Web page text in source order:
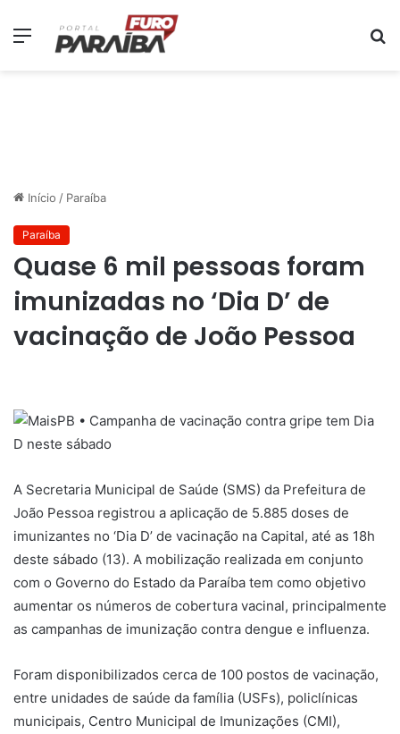
Menu
Início / Paraíba
Paraíba
Quase 6 mil pessoas foram
imunizadas no ‘Dia D’ de
vacinação de João Pessoa
A Secretaria Municipal de Saúde (SMS) da Prefeitura de
João Pessoa registrou a aplicação de 5.885 doses de
imunizantes no ‘Dia D’ de vacinação na Capital, até as 18h
deste sábado (13). A mobilização realizada em conjunto
com o Governo do Estado da Paraíba tem como objetivo
aumentar os números de cobertura vacinal, principalmente
as campanhas de imunização contra dengue e influenza.
Foram disponibilizados cerca de 100 postos de vacinação,
entre unidades de saúde da família (USFs), policlínicas
municipais, Centro Municipal de Imunizações (CMI),